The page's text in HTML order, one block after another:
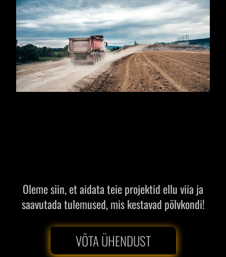
Oleme siin, et aidata teie projektid ellu viia ja
saavutada tulemused, mis kestavad põlvkondi!
VÕTA ÜHENDUST